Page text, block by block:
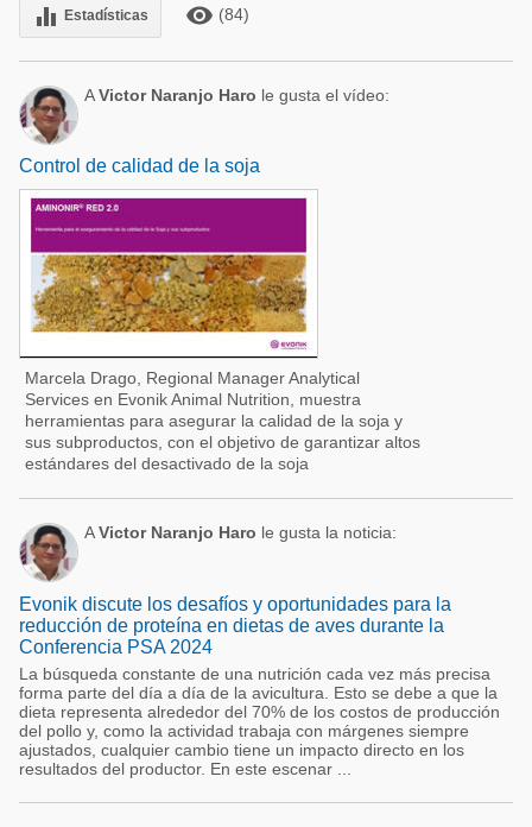
equalizer Estadísticas remove_red_eye (84)
AVictor Naranjo Haro le gusta el vídeo:
Control de calidad de la soja
Marcela Drago, Regional Manager Analytical
Services en Evonik Animal Nutrition, muestra
herramientas para asegurar la calidad de la soja y
sus subproductos, con el objetivo de garantizar altos
estándares del desactivado de la soja
AVictor Naranjo Haro le gusta la noticia:
Evonik discute los desafíos y oportunidades para la
reducción de proteína en dietas de aves durante la
Conferencia PSA 2024
La búsqueda constante de una nutrición cada vez más precisa
forma parte del día a día de la avicultura. Esto se debe a que la
dieta representa alrededor del 70% de los costos de producción
del pollo y, como la actividad trabaja con márgenes siempre
ajustados, cualquier cambio tiene un impacto directo en los
resultados del productor. En este escenar ...